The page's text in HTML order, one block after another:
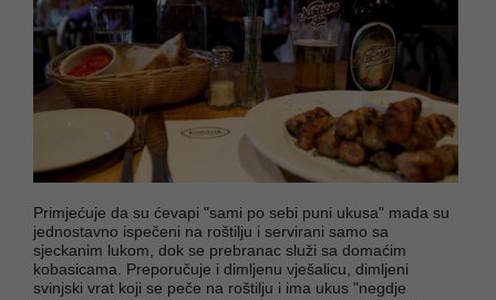
Primjećuje da su ćevapi "sami po sebi puni ukusa" mada su
jednostavno ispečeni na roštilju i servirani samo sa
sjeckanim lukom, dok se prebranac služi sa domaćim
kobasicama. Preporučuje i dimljenu vješalicu, dimljeni
svinjski vrat koji se peče na roštilju i ima ukus "negdje